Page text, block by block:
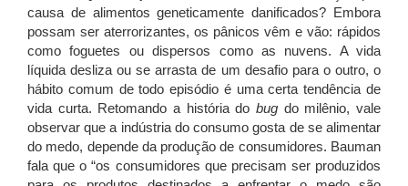
causa de alimentos geneticamente danificados? Embora
possam ser aterrorizantes, os pânicos vêm e vão: rápidos
como foguetes ou dispersos como as nuvens. A vida
líquida desliza ou se arrasta de um desafio para o outro, o
hábito comum de todo episódio é uma certa tendência de
vida curta. Retomando a história do bug do milênio, vale
observar que a indústria do consumo gosta de se alimentar
do medo, depende da produção de consumidores. Bauman
fala que o “os consumidores que precisam ser produzidos